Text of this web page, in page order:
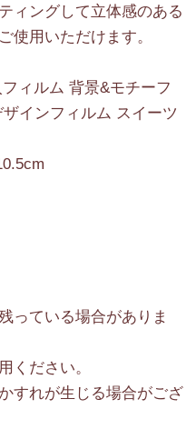
ィングして立体感のある
使用いただけます。
ィルム 背景&モチーフ
インフィルム スイーツ
っている場合がありま
ください。
すれが生じる場合がござ